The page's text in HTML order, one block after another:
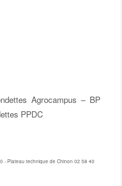
Agrocampus – BP
PPDC
- Plateau technique de Chinon 02 58 40